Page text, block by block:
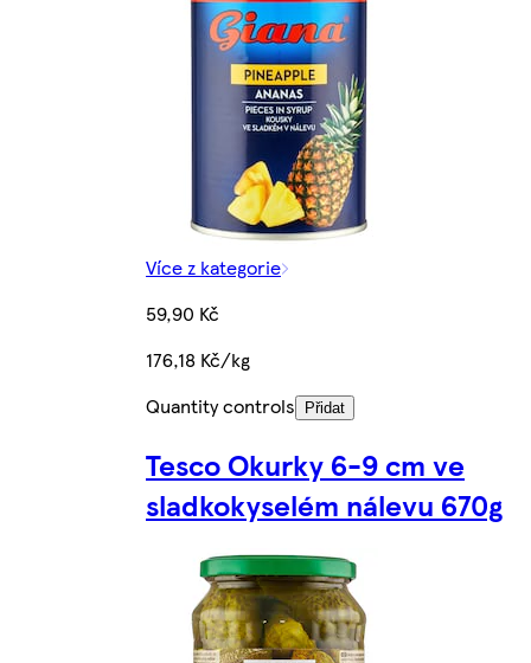
Více z kategorie
59,90 Kč
176,18 Kč/kg
Quantity controls
Přidat
Tesco Okurky 6-9 cm ve
sladkokyselém nálevu 670g